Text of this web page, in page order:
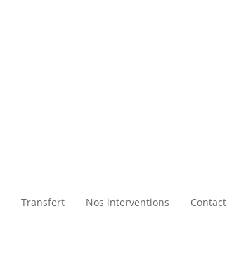
Transfert Nos interventions Contact